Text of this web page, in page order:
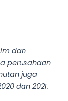
dan
perusahaan
juga
dan 2021.